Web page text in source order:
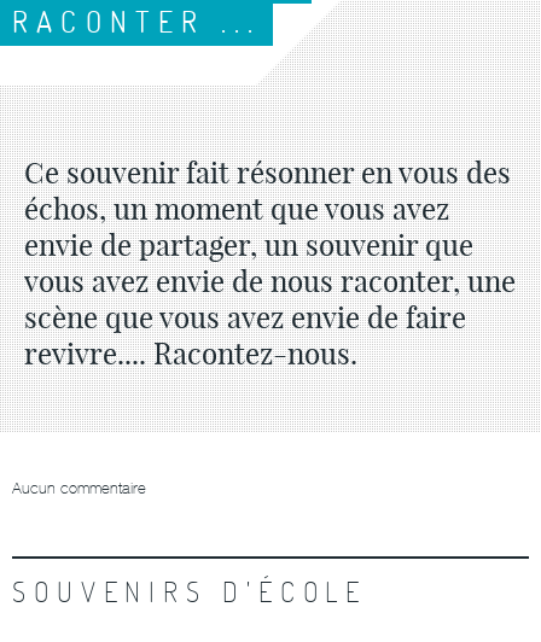
RACONTER ...
Ce souvenir fait résonner en vous des
échos, un moment que vous avez
envie de partager, un souvenir que
vous avez envie de nous raconter, une
scène que vous avez envie de faire
revivre.... Racontez-nous.
Aucun commentaire
SOUVENIRS D'ÉCOLE